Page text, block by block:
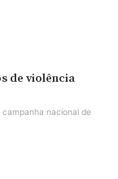
de violência
nacional de